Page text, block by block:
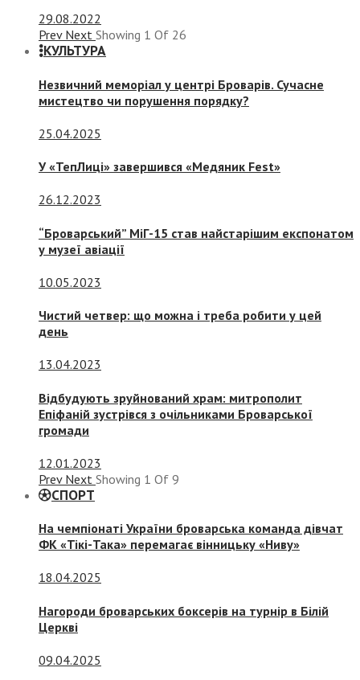
29.08.2022
Prev Next Showing 1 Of 26
КУЛЬТУРА
Незвичний меморіал у центрі Броварів. Сучасне
мистецтво чи порушення порядку?
25.04.2025
У «ТепЛиці» завершився «Медяник Fest»
26.12.2023
“Броварський” МіГ-15 став найстарішим експонатом
у музеї авіації
10.05.2023
Чистий четвер: що можна і треба робити у цей
день
13.04.2023
Відбудують зруйнований храм: митрополит
Епіфаній зустрівся з очільниками Броварської
громади
12.01.2023
Prev Next Showing 1 Of 9
СПОРТ
На чемпіонаті України броварська команда дівчат
ФК «Тікі-Така» перемагає вінницьку «Ниву»
18.04.2025
Нагороди броварських боксерів на турнір в Білій
Церкві
09.04.2025